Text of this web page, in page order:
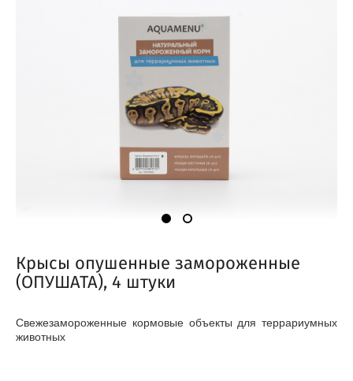
Крысы опушенные замороженные
(ОПУШАТА), 4 штуки
Свежезамороженные кормовые объекты для террариумных
животных